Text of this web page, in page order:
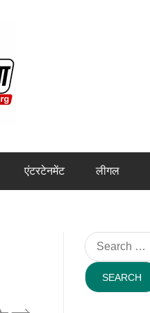
एंटरटेनमेंट लीगल
Search
for: